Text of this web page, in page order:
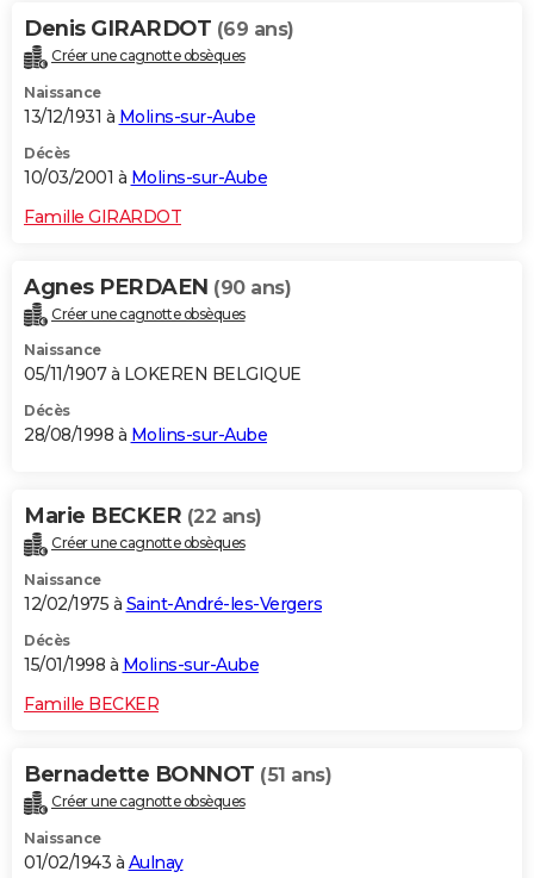
Denis GIRARDOT (69 ans)
Créer une cagnotte obsèques
Naissance
13/12/1931 à Molins-sur-Aube
Décès
10/03/2001 à Molins-sur-Aube
Famille GIRARDOT
Agnes PERDAEN (90 ans)
Créer une cagnotte obsèques
Naissance
05/11/1907 à LOKEREN BELGIQUE
Décès
28/08/1998 à Molins-sur-Aube
Marie BECKER (22 ans)
Créer une cagnotte obsèques
Naissance
12/02/1975 à Saint-André-les-Vergers
Décès
15/01/1998 à Molins-sur-Aube
Famille BECKER
Bernadette BONNOT (51 ans)
Créer une cagnotte obsèques
Naissance
01/02/1943 à Aulnay